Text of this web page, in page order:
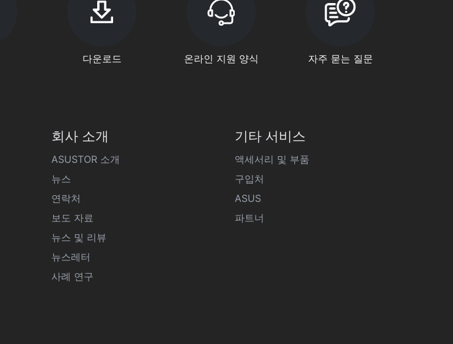
다운로드 온라인 지원 양식 자주 묻는 질문
회사 소개
ASUSTOR 소개
뉴스
연락처
보도 자료
뉴스 및 리뷰
뉴스레터
사례 연구
기타 서비스
액세서리 및 부품
구입처
ASUS
파트너